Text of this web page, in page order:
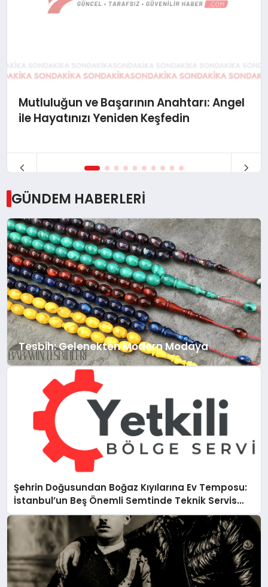
kullanımlarıyla farklı tarzlara hitap...
Mutluluğun ve Başarının Anahtarı: Angel
ile Hayatınızı Yeniden Keşfedin
GÜNDEM HABERLERİ
Tesbih: Gelenekten Modern Modaya
Şehrin Doğusundan Boğaz Kıyılarına Ev Temposu:
İstanbul’un Beş Önemli Semtinde Teknik Servis
Deneyimi